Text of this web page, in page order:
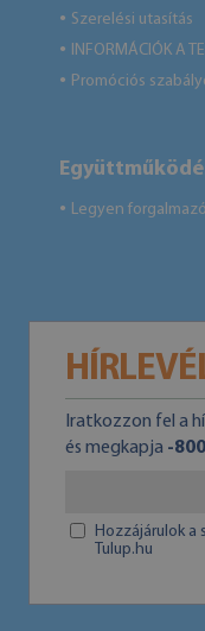
● Szerelési utasítás
● INFORMÁCIÓK A
● Promóciós
● Legyen forgalmazó
Iratkozzon fel a
és megkapja -
Hozzájárulok
Tulup.hu